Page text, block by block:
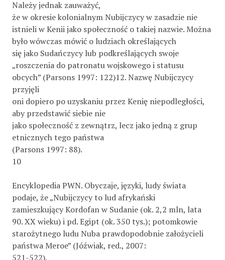
Należy jednak zauważyć,
że w okresie kolonialnym Nubijczycy w zasadzie nie
istnieli w Kenii jako społeczność o takiej nazwie. Można
było wówczas mówić o ludziach określających
się jako Sudańczycy lub podkreślających swoje
„roszczenia do patronatu wojskowego i statusu
obcych” (Parsons 1997: 122)12. Nazwę Nubijczycy
przyjęli
oni dopiero po uzyskaniu przez Kenię niepodległości,
aby przedstawić siebie nie
jako społeczność z zewnątrz, lecz jako jedną z grup
etnicznych tego państwa
(Parsons 1997: 88).
10
Encyklopedia PWN. Obyczaje, języki, ludy świata
podaje, że „Nubijczycy to lud afrykański
zamieszkujący Kordofan w Sudanie (ok. 2,2 mln, lata
90. XX wieku) i pd. Egipt (ok. 350 tys.); potomkowie
starożytnego ludu Nuba prawdopodobnie założycieli
państwa Meroe” (Jóźwiak, red., 2007:
521-522).